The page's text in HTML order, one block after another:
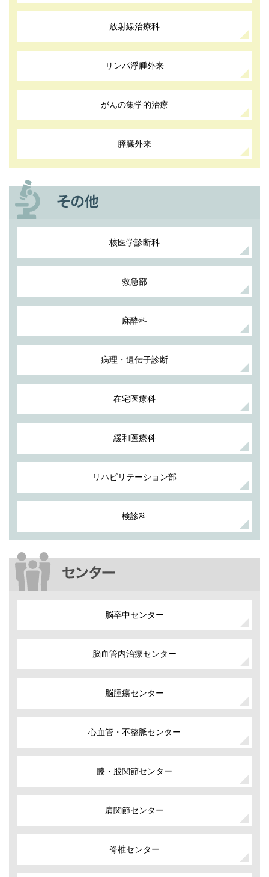
放射線治療科
リンパ浮腫外来
がんの集学的治療
膵臓外来
核医学診断科
救急部
麻酔科
病理・遺伝子診断
在宅医療科
緩和医療科
リハビリテーション部
検診科
脳卒中センター
脳血管内治療センター
脳腫瘍センター
心血管・不整脈センター
膝・股関節センター
肩関節センター
脊椎センター